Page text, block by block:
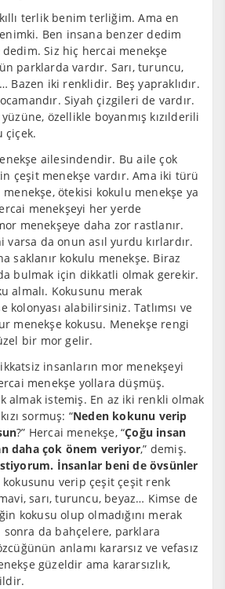
terlik benim terliğim. Ama en
Ben insana benzer dedim
Siz hiç hercai menekşe
parklarda vardır. Sarı, turuncu,
Bazen iki renklidir. Beş yapraklıdır.
Siyah çizgileri de vardır.
özellikle boyanmış kızılderili
çiçek.
ailesindendir. Bu aile çok
çeşit menekşe vardır. Ama iki türü
ötekisi kokulu menekşe ya
menekşeyi her yerde
menekşeye daha zor rastlanır.
da onun asıl yurdu kırlardır.
saklanır kokulu menekşe. Biraz
bulmak için dikkatli olmak gerekir.
almalı. Kokusunu merak
kolonyası alabilirsiniz. Tatlımsı ve
menekşe kokusu. Menekşe rengi
bir mor gelir.
insanların mor menekşeyi
menekşe yollara düşmüş.
almak istemiş. En az iki renkli olmak
sormuş: “Neden kokunu verip
?” Hercai menekşe, “Çoğu insan
daha çok önem veriyor,” demiş.
İnsanlar beni de övsünler
kokusunu verip çeşit çeşit renk
sarı, turuncu, beyaz… Kimse de
kokusu olup olmadığını merak
da bahçelere, parklara
anlamı kararsız ve vefasız
güzeldir ama kararsızlık,